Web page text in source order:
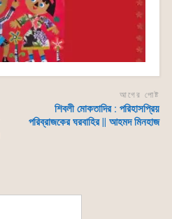
আগের পোষ্ট
শিবলী মোকতাদির : পরিহাসপ্রিয়
পরিব্রাজকের ঘরবাহির || আহমদ মিনহাজ